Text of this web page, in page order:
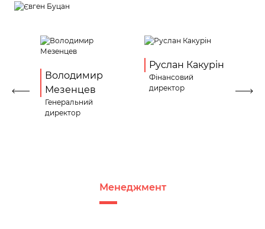
Володимир
Мезенцев
Генеральний
директор
Руслан Какурін
Фінансовий
директор
Менеджмент